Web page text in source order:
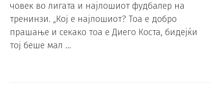
човек во лигата и најлошиот фудбалер на
тренинзи. „Кој е најлошиот? Тоа е добро
прашање и секако тоа е Диего Коста, бидејќи
тој беше мал …